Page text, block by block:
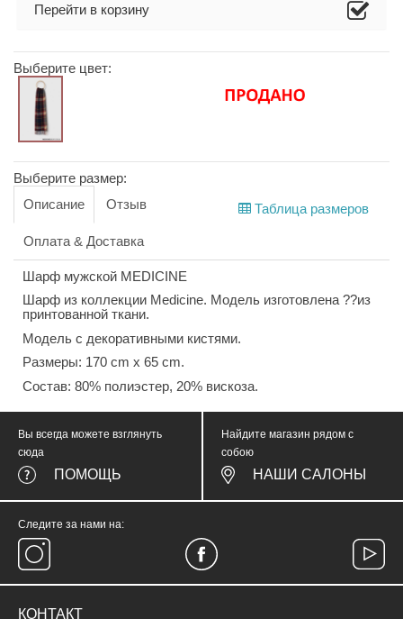
Перейти в корзину
Выберите цвет:
Выберите размер:
Таблица размеров
Описание Отзыв
Оплата & Доставка
Шарф мужской MEDICINE
Шарф из коллекции Medicine. Модель изготовлена ??из
принтованной ткани.
Модель с декоративными кистями.
Размеры: 170 cm x 65 cm.
Состав: 80% полиэстер, 20% вискоза.
Вы всегда можете взглянуть
сюда
ПОМОЩЬ
Найдите магазин рядом с
собою
НАШИ САЛОНЫ
Следите за нами на:
КОНТАКТ